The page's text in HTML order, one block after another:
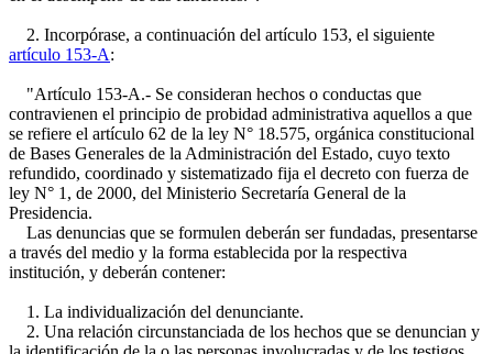
2. Incorpórase, a continuación del artículo 153, el siguiente
artículo 153-A:
"Artículo 153-A.- Se consideran hechos o conductas que
contravienen el principio de probidad administrativa aquellos a que
se refiere el artículo 62 de la ley N° 18.575, orgánica constitucional
de Bases Generales de la Administración del Estado, cuyo texto
refundido, coordinado y sistematizado fija el decreto con fuerza de
ley N° 1, de 2000, del Ministerio Secretaría General de la
Presidencia.
Las denuncias que se formulen deberán ser fundadas, presentarse
a través del medio y la forma establecida por la respectiva
institución, y deberán contener:
1. La individualización del denunciante.
2. Una relación circunstanciada de los hechos que se denuncian y